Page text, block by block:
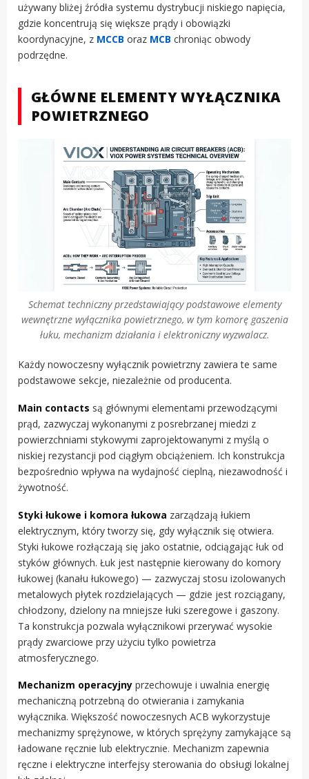
używany bliżej źródła systemu dystrybucji niskiego napięcia,
gdzie koncentrują się większe prądy i obowiązki
koordynacyjne, z MCCB oraz MCB chroniąc obwody
podrzędne.
GŁÓWNE ELEMENTY WYŁĄCZNIKA
POWIETRZNEGO
Schemat techniczny przedstawiający podstawowe elementy
wewnętrzne wyłącznika powietrznego, w tym komorę gaszenia
łuku, mechanizm działania i elektroniczny wyzwalacz.
Każdy nowoczesny wyłącznik powietrzny zawiera te same
podstawowe sekcje, niezależnie od producenta.
Main contacts są głównymi elementami przewodzącymi
prąd, zazwyczaj wykonanymi z posrebrzanej miedzi z
powierzchniami stykowymi zaprojektowanymi z myślą o
niskiej rezystancji pod ciągłym obciążeniem. Ich konstrukcja
bezpośrednio wpływa na wydajność cieplną, niezawodność i
żywotność.
Styki łukowe i komora łukowa zarządzają łukiem
elektrycznym, który tworzy się, gdy wyłącznik się otwiera.
Styki łukowe rozłączają się jako ostatnie, odciągając łuk od
styków głównych. Łuk jest następnie kierowany do komory
łukowej (kanału łukowego) — zazwyczaj stosu izolowanych
metalowych płytek rozdzielających — gdzie jest rozciągany,
chłodzony, dzielony na mniejsze łuki szeregowe i gaszony.
Ta konstrukcja pozwala wyłącznikowi przerywać wysokie
prądy zwarciowe przy użyciu tylko powietrza
atmosferycznego.
Mechanizm operacyjny przechowuje i uwalnia energię
mechaniczną potrzebną do otwierania i zamykania
wyłącznika. Większość nowoczesnych ACB wykorzystuje
mechanizmy sprężynowe, w których sprężyny zamykające są
ładowane ręcznie lub elektrycznie. Mechanizm zapewnia
ręczne i elektryczne interfejsy sterowania do obsługi lokalnej